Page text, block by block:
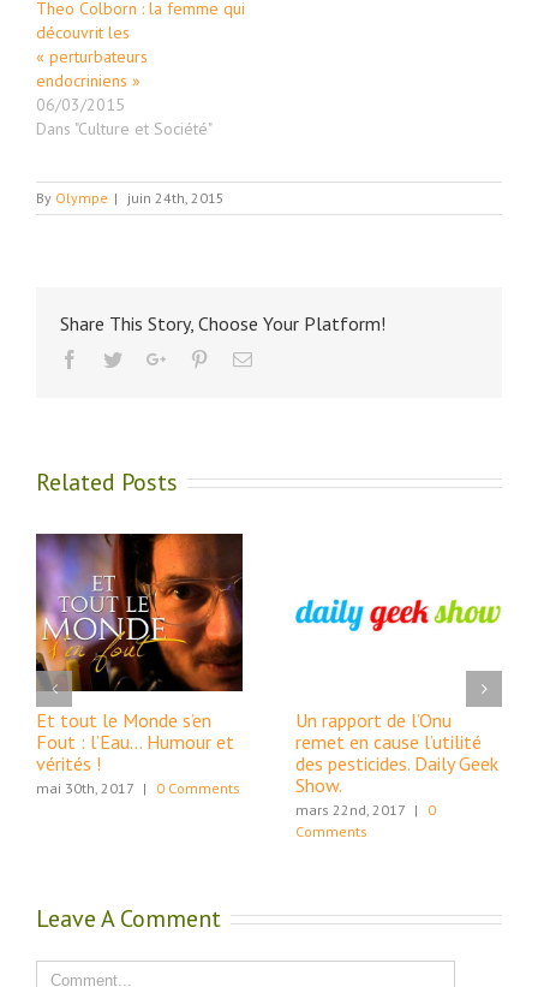
Theo Colborn : la femme qui
découvrit les
« perturbateurs
endocriniens »
06/03/2015
Dans "Culture et Société"
By Olympe | juin 24th, 2015
Share This Story, Choose Your Platform!
Facebook
TwitterGoogle+PinterestEmail
Related Posts
Et tout le Monde s’en
Fout : l’Eau… Humour et
vérités !
mai 30th, 2017 | 0 Comments
Un rapport de l’Onu
remet en cause l’utilité
des pesticides. Daily Geek
Show.
mars 22nd, 2017 |
0
Comments
Leave A Comment
Comment